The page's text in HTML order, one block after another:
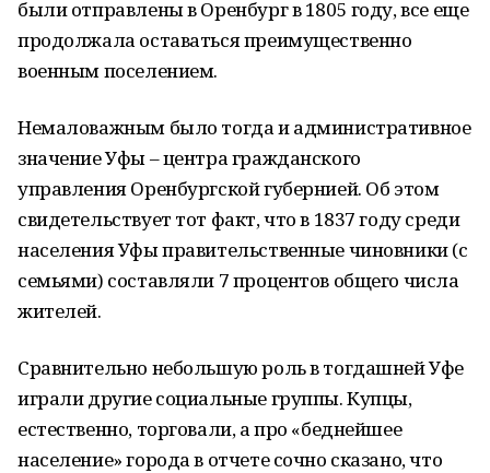
были отправлены в Оренбург в 1805 году, все еще
продолжала оставаться преимущественно
военным поселением.
Немаловажным было тогда и административное
значение Уфы – центра гражданского
управления Оренбургской губернией. Об этом
свидетельствует тот факт, что в 1837 году среди
населения Уфы правительственные чиновники (с
семьями) составляли 7 процентов общего числа
жителей.
Сравнительно небольшую роль в тогдашней Уфе
играли другие социальные группы. Купцы,
естественно, торговали, а про «беднейшее
население» города в отчете сочно сказано, что